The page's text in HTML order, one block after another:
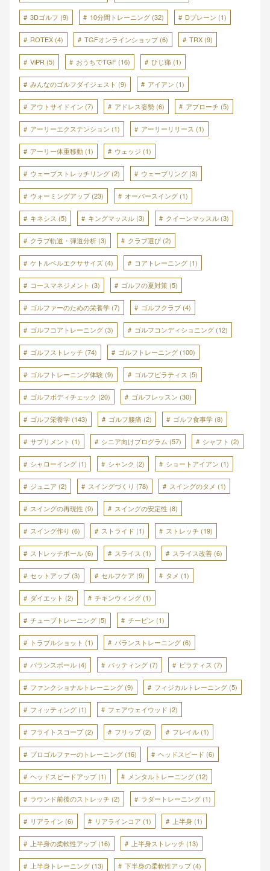
3Dゴルフ (9) 10分間トレーニング (32) Dプレーン (1)
ROTEX (4) TGFオンラインショップ(6) TRX (9)
ViPR (5) おうちでTGF (16) ひじ痛 (1)
みんなのゴルフダイジェスト (9) アイアン (1)
アウトサイドイン (7) アドレス姿勢 (6) アプローチ (5)
アーリーエクステンション (1) アーリーリリース (1)
アーリー体重移動 (1) ウェッジ (1)
ウェーブストレッチリング (2) ウェーブリング (3)
ウォーミングアップ(23) オーバースイング (1)
キネシス (5) キングマッスル (3) クイーンマッスル (3)
クラブ軌道・弾道分析 (3) クラブ選び (2)
ケトルベルエクササイズ (4) コアトレーニング (1)
コースマネジメント (3) ゴルフの夏対策 (5)
ゴルファーのための栄養学 (7) ゴルフクラブ (4)
ゴルフコアトレーニング (3) ゴルフコンディショニング (12)
ゴルフストレッチ (74) ゴルフトレーニング (100)
ゴルフトレーニング体験 (9) ゴルフピラティス (5)
ゴルフボディチェック (20) ゴルフレッスン (30)
ゴルフ栄養学 (143) ゴルフ腰痛 (2) ゴルフ食事学 (8)
サプリメント (1) シニア向けプログラム (57) シャフト (2)
シャローイング (1) シャンク (2) ショートアイアン (1)
ジュニア (2) スイングづくり (78) スイングのタメ (1)
スイングの再現性 (9) スイングの安定性 (8)
スイング作り (6) ストライド (1) ストレッチ (19)
ストレッチボール (6) スライス (1) スライス改善 (6)
セットアップ(3) セルフケア (9) タメ (1)
ダイエット (2) チキンウィング (1)
チューブトレーニング (5) チーピン (1)
トラブルショット (1) バランストレーニング (6)
バランスボール (4) パッティング (7) ピラティス (7)
ファンクショナルトレーニング (9) フィジカルトレーニング (5)
フィッティング (1) フェアウェイウッド (2)
フライトスコープ(2) フリップ(2) フレイル (1)
プロゴルファーのトレーニング (16) ヘッドスピード (6)
ヘッドスピードアップ(1) メンタルトレーニング (12)
ラウンド前後のストレッチ (2) ラダートレーニング (1)
リアライン (6) リアラインコア (1) 上半身 (1)
上半身の柔軟性アップ(16) 上半身ストレッチ (13)
上半身トレーニング (13) 下半身の柔軟性アップ(4)